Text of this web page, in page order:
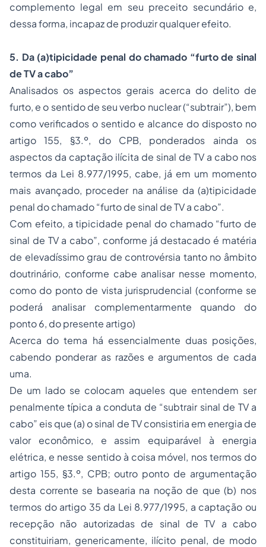
complemento legal em seu preceito secundário e,
dessa forma, incapaz de produzir qualquer efeito.
5. Da (a)tipicidade penal do chamado “furto de sinal
de TV a cabo”
Analisados os aspectos gerais acerca do delito de
furto, e o sentido de seu verbo nuclear (“subtrair”), bem
como verificados o sentido e alcance do disposto no
artigo 155, §3.º, do CPB, ponderados ainda os
aspectos da captação ilícita de sinal de TV a cabo nos
termos da Lei 8.977/1995, cabe, já em um momento
mais avançado, proceder na análise da (a)tipicidade
penal do chamado “furto de sinal de TV a cabo”.
Com efeito, a tipicidade penal do chamado “furto de
sinal de TV a cabo”, conforme já destacado é matéria
de elevadíssimo grau de controvérsia tanto no âmbito
doutrinário, conforme cabe analisar nesse momento,
como do ponto de vista jurisprudencial (conforme se
poderá analisar complementarmente quando do
ponto 6, do presente artigo)
Acerca do tema há essencialmente duas posições,
cabendo ponderar as razões e argumentos de cada
uma.
De um lado se colocam aqueles que entendem ser
penalmente típica a conduta de “subtrair sinal de TV a
cabo” eis que (a) o sinal de TV consistiria em energia de
valor econômico, e assim equiparável à energia
elétrica, e nesse sentido à coisa móvel, nos termos do
artigo 155, §3.º, CPB; outro ponto de argumentação
desta corrente se basearia na noção de que (b) nos
termos do artigo 35 da Lei 8.977/1995, a captação ou
recepção não autorizadas de sinal de TV a cabo
constituiriam, genericamente, ilícito penal, de modo